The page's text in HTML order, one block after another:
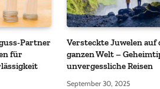
Partner
für
Versteckte Juwelen auf
ganzen Welt –
unvergessliche Reisen
September 30, 2025